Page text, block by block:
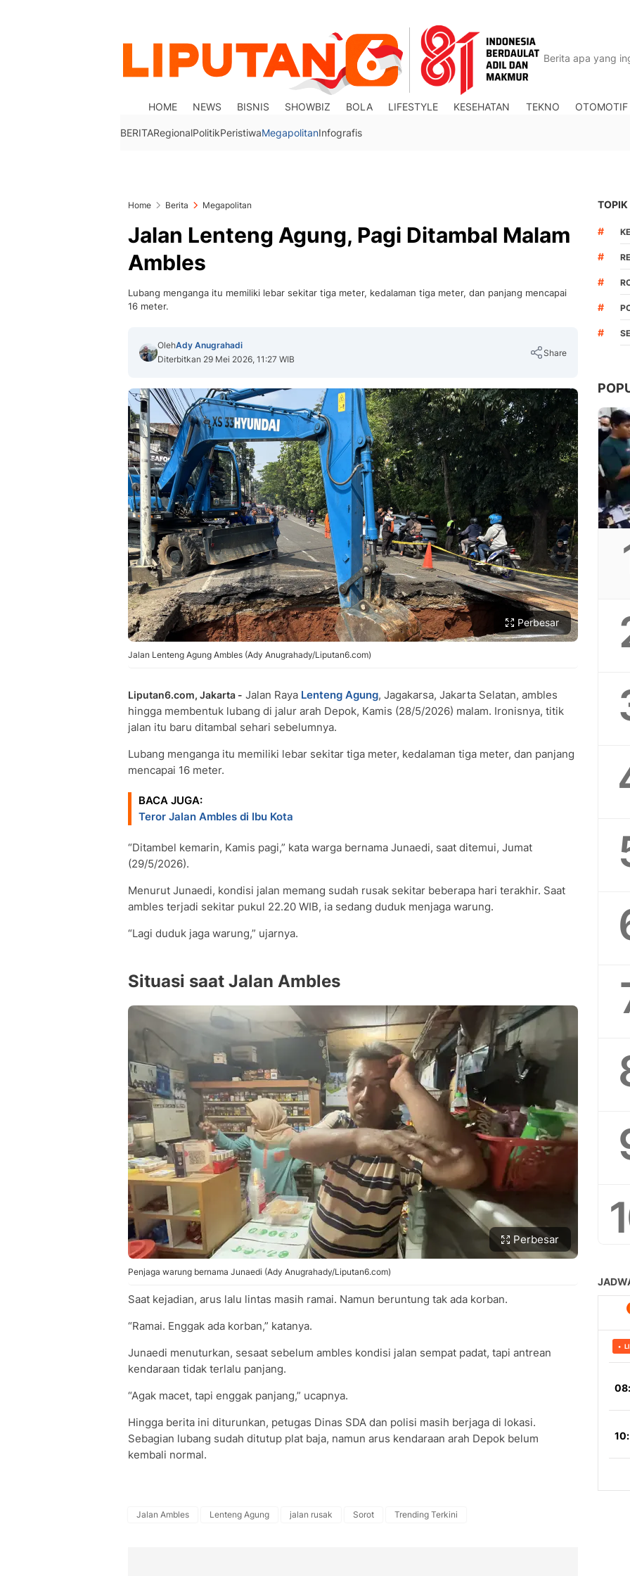
HOME NEWS BISNIS SHOWBIZ BOLA LIFESTYLE KESEHATAN TEKNO OTOMOTIF
BERITARegionalPolitikPeristiwaMegapolitanInfografis
Home Berita Megapolitan
Jalan Lenteng Agung, Pagi Ditambal Malam
Ambles
Lubang menganga itu memiliki lebar sekitar tiga meter, kedalaman tiga meter, dan panjang mencapai
16 meter.
OlehAdy Anugrahadi
Diterbitkan 29 Mei 2026, 11:27 WIB
Share
Copy Link
Perbesar
Jalan Lenteng Agung Ambles (Ady Anugrahady/Liputan6.com)
Liputan6.com, Jakarta - Jalan Raya Lenteng Agung, Jagakarsa, Jakarta Selatan, ambles
hingga membentuk lubang di jalur arah Depok, Kamis (28/5/2026) malam. Ironisnya, titik
jalan itu baru ditambal sehari sebelumnya.
Lubang menganga itu memiliki lebar sekitar tiga meter, kedalaman tiga meter, dan panjang
mencapai 16 meter.
BACA JUGA:
Teror Jalan Ambles di Ibu Kota
“Ditambel kemarin, Kamis pagi,” kata warga bernama Junaedi, saat ditemui, Jumat
(29/5/2026).
Menurut Junaedi, kondisi jalan memang sudah rusak sekitar beberapa hari terakhir. Saat
ambles terjadi sekitar pukul 22.20 WIB, ia sedang duduk menjaga warung.
“Lagi duduk jaga warung,” ujarnya.
Situasi saat Jalan Ambles
Perbesar
Penjaga warung bernama Junaedi (Ady Anugrahady/Liputan6.com)
Saat kejadian, arus lalu lintas masih ramai. Namun beruntung tak ada korban.
“Ramai. Enggak ada korban,” katanya.
Junaedi menuturkan, sesaat sebelum ambles kondisi jalan sempat padat, tapi antrean
kendaraan tidak terlalu panjang.
“Agak macet, tapi enggak panjang,” ucapnya.
Hingga berita ini diturunkan, petugas Dinas SDA dan polisi masih berjaga di lokasi.
Sebagian lubang sudah ditutup plat baja, namun arus kendaraan arah Depok belum
kembali normal.
Jalan Ambles Lenteng Agung jalan rusak Sorot Trending Terkini
TOPIK
#
#
#
#
#